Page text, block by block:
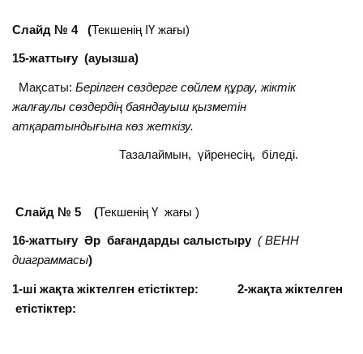
Слайд № 4 (Текшенің ІҮ жағы)
15-жаттығу (ауызша)
Мақсаты:Берілген сөздерге сөйлем құрау, жіктік
жалғаулы сөздердің баяндауыш қызметін
атқаратындығына көз жеткізу.
Тазалаймын, үйренесің, біледі.
Слайд № 5 (Текшенің Ү жағы )
16-жаттығу Әр бағандарды салыстыру( ВЕНН
диаграммасы)
1-ші жақта жіктелген етістіктер: 2-жақта жіктелген
етістіктер: